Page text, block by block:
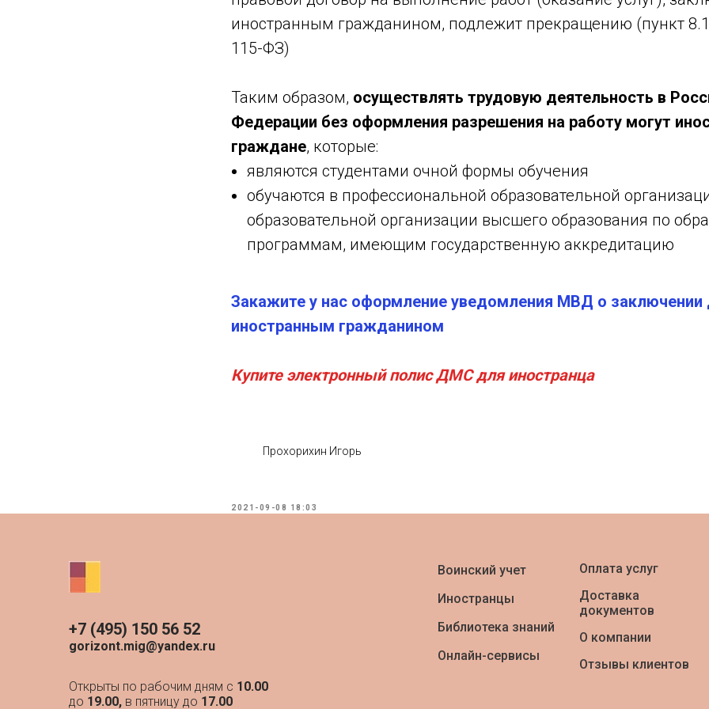
иностранным гражданином, подлежит прекращению (пункт
115-ФЗ)
Таким образом, осуществлять трудовую деятельность в
Федерации без оформления разрешения на работу могут
граждане, которые:
являются студентами очной формы обучения
обучаются в профессиональной образовательной
образовательной организации высшего образования по
программам, имеющим государственную аккредитацию
Закажите у нас оформление уведомления МВД о заключении
иностранным гражданином
Купите электронный полис ДМС для иностранца
Прохорихин Игорь
2021-09-08 18:03
+7 (495) 150 56 52
gorizont.mig@yandex.ru
Открыты по рабочим дням с 10.00
до 19.00, в пятницу до 17.00
Воинский учет
Иностранцы
Библиотека знаний
Онлайн-сервисы
Оплата услуг
Доставка
документов
О компании
Отзывы клиентов